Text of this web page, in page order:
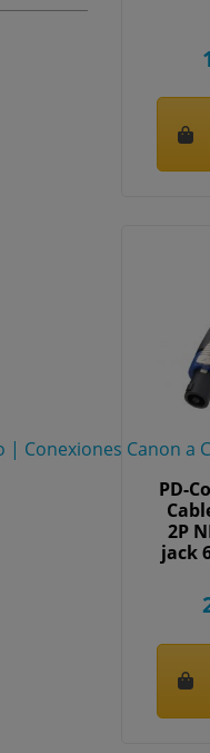
PD-
2P
jack
| Conexiones Canon a